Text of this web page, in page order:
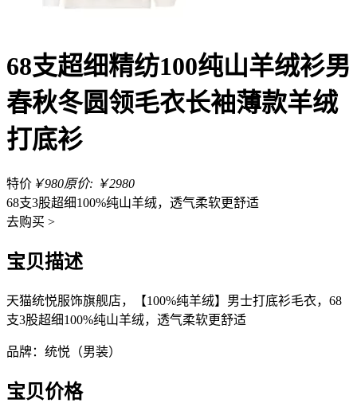
68支超细精纺100纯山羊绒衫男
春秋冬圆领毛衣长袖薄款羊绒
打底衫
特价 ￥980原价: ￥2980
68支3股超细100%纯山羊绒，透气柔软更舒适
去购买 >
宝贝描述
天猫统悦服饰旗舰店，【100%纯羊绒】男士打底衫毛衣，68
支3股超细100%纯山羊绒，透气柔软更舒适
品牌：统悦（男装）
宝贝价格